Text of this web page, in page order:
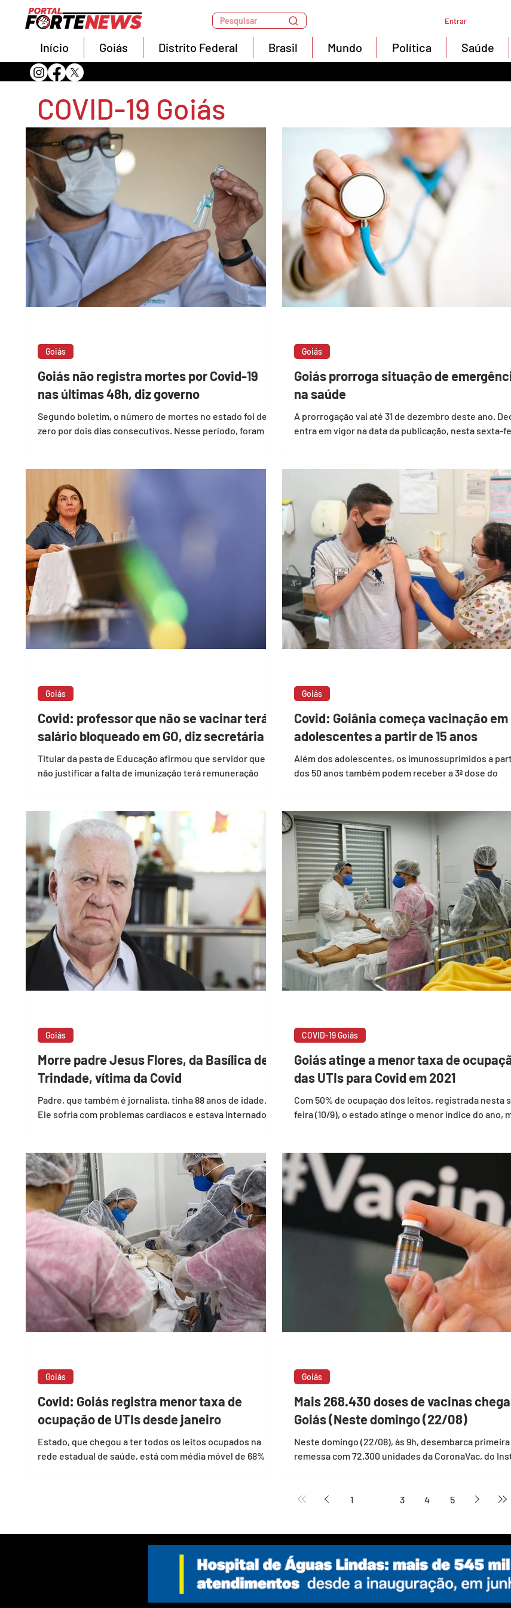
Pesquisar Entrar
Início
Goiás Distrito Federal Brasil Mundo Política Saúde
COVID-19 Goiás
Goiás não registra mortes por Covid-19
nas últimas 48h, diz governo
Segundo boletim, o número de mortes no estado foi de
zero por dois dias consecutivos. Nesse período, foram
Goiás
Goiás prorroga situação de
na saúde
A prorrogação vai até 31 de dezembro deste ano.
entra em vigor na data da publicação, nesta sexta-
Goiás
Covid: professor que não se vacinar terá
salário bloqueado em GO, diz secretária
Titular da pasta de Educação afirmou que servidor que
não justificar a falta de imunização terá remuneração
Goiás
Covid: Goiânia começa vacinação em
adolescentes a partir de 15 anos
Além dos adolescentes, os imunossuprimidos a
dos 50 anos também podem receber a 3ª dose do
Goiás
Morre padre Jesus Flores, da Basílica de
Trindade, vítima da Covid
Padre, que também é jornalista, tinha 88 anos de idade.
Ele sofria com problemas cardíacos e estava internado
Goiás
Goiás atinge a menor taxa de
das UTIs para Covid em 2021
Com 50% de ocupação dos leitos, registrada nesta
feira (10/9), o estado atinge o menor índice do ano,
COVID-19 Goiás
Covid: Goiás registra menor taxa de
ocupação de UTIs desde janeiro
Estado, que chegou a ter todos os leitos ocupados na
rede estadual de saúde, está com média móvel de 68% de
Goiás
Mais 268.430 doses de vacinas
Goiás (Neste domingo (22/08)
Neste domingo (22/08), às 9h, desembarca primeira
remessa com 72.300 unidades da CoronaVac, do
Goiás
1 3 4 5